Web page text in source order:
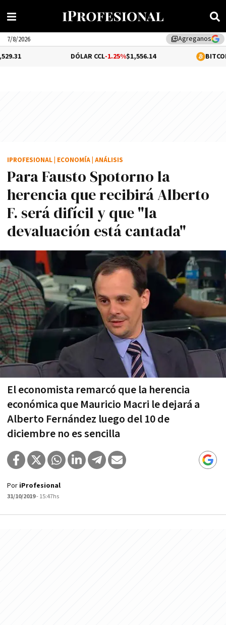
library_addAgreganos
7/8/2026
-1.25%$1,556.14 1.06%
Para Fausto Spotorno la
herencia que recibirá Alberto
F. será difícil y que "la
devaluación está cantada"
El economista remarcó que la herencia
económica que Mauricio Macri le dejará a
Alberto Fernández luego del 10 de
diciembre no es sencilla
IPROFESIONAL ECONOMÍA ANÁLISIS
Por iProfesional
31/10/2019- 15:47hs